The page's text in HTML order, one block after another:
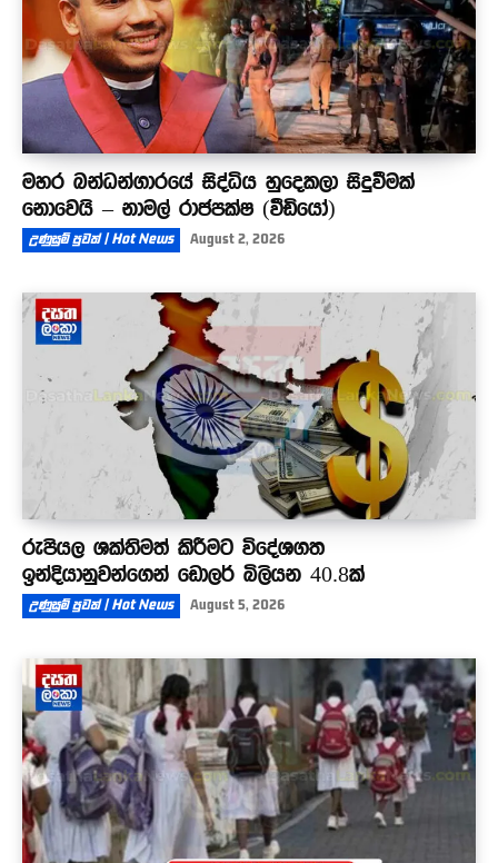
මහර බන්ධන්ගාරයේ සිද්ධිය හුදෙකලා සිදුවීමක්
නොවෙයි – නාමල් රාජපක්ෂ (වීඩියෝ)
උණුසුම් පුවත් | Hot News August 2, 2026
රුපියල ශක්තිමත් කිරීමට විදේශගත
ඉන්දියානුවන්ගෙන් ඩොලර් බිලියන 40.8ක්
උණුසුම් පුවත් | Hot News August 5, 2026